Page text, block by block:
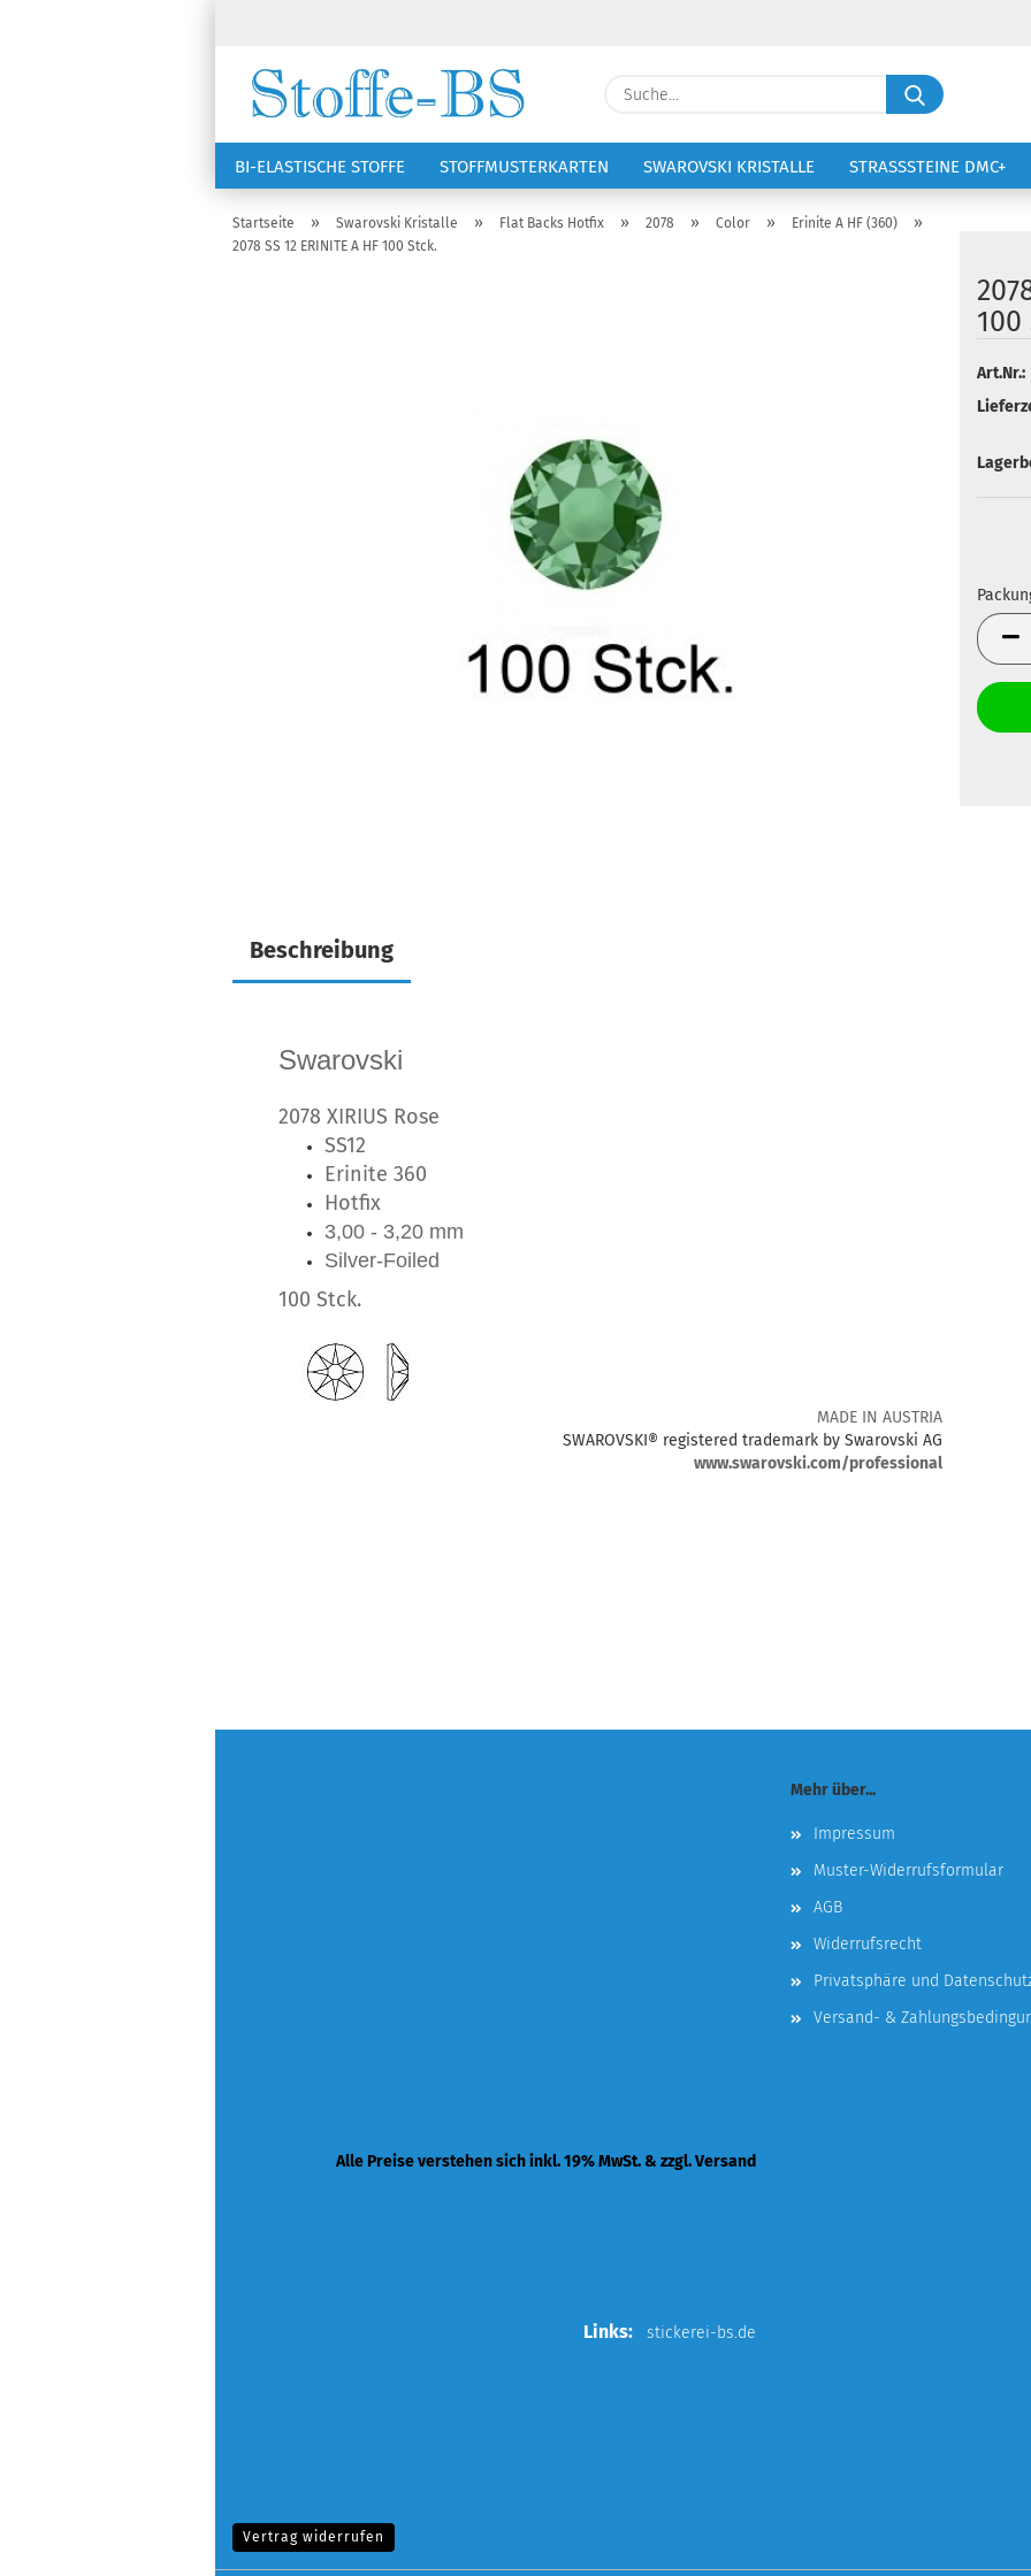
Lieferland Suche...
BI-ELASTISCHE STOFFE STOFFMUSTERKARTEN SWAROVSKI KRISTALLE STRASSSTEINE DMC+
NÄHZUBEHÖR RSG KAPPEN VOLTIGIERANZÜGE STICKEREI
Startseite » Swarovski Kristalle » Flat Backs Hotfix » 2078 » Color » Erinite A HF (360) »
2078 SS 12 ERINITE A HF 100 Stck.
100
Art.Nr.:
Packung
Beschreibung
Swarovski
2078 XIRIUS Rose
SS12
Erinite 360
Hotfix
3,00 - 3,20 mm
Silver-Foiled
100 Stck.
MADE IN AUSTRIA
SWAROVSKI® registered trademark by Swarovski AG
www.swarovski.com/professional
Mehr über...
Impressum
Muster-Widerrufsformular
AGB
Widerrufsrecht
Privatsphäre und
Versand- &
Alle Preise verstehen sich inkl. 19% MwSt. & zzgl. Versand
Links: stickerei-bs.de
Vertrag widerrufen